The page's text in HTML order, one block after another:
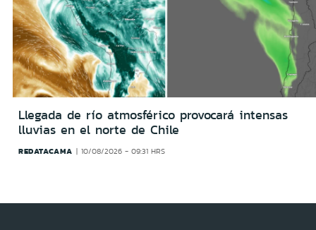
Llegada de río atmosférico provocará intensas
lluvias en el norte de Chile
REDATACAMA 10/08/2026 - 09:31 HRS